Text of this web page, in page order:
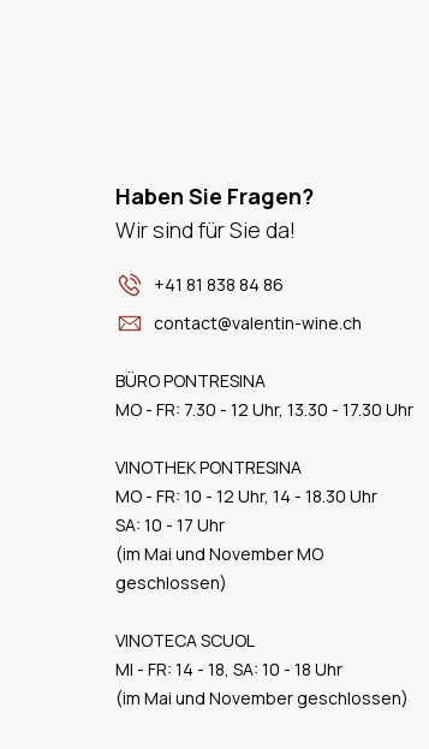
Haben Sie Fragen?
Wir sind für Sie da!
+41 81 838 84 86
contact@valentin-wine.ch
BÜRO PONTRESINA
MO - FR: 7.30 - 12 Uhr, 13.30 - 17.30 Uhr
VINOTHEK PONTRESINA
MO - FR: 10 - 12 Uhr, 14 - 18.30 Uhr
SA: 10 - 17 Uhr
(im Mai und November MO
geschlossen)
VINOTECA SCUOL
MI - FR: 14 - 18, SA: 10 - 18 Uhr
(im Mai und November geschlossen)